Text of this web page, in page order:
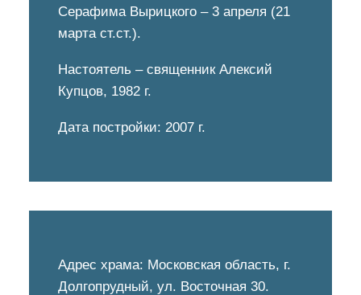
ВЫРИЦКОГО
ДОЛГОПРУДНЕНСКОЕ
БЛАГОЧИНИЕ
СЕРГИЕВО-ПОСАДСКОЙ
ЕПАРХИИ
Серафима Вырицкого – 3 апреля (21
марта ст.ст.).
Настоятель – священник Алексий
Купцов, 1982 г.
Дата постройки: 2007 г.
Адрес храма: Московская область, г.
Долгопрудный, ул. Восточная 30.